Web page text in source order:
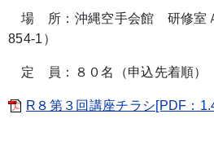
場 所：沖縄空手会館 研修室
854-1）
定 員：８０名（申込先着順）
R８第３回講座チラシ[PDF：